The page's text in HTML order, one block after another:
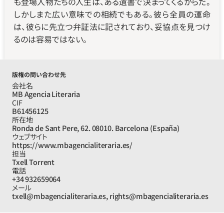
しかしまた広い意味での相続でもある。彼ら全員の運命
は、彼らに先立つ弁証法に記されており、妥協点を見つけ
るのは容易ではない。
版権の問い合わせ先
会社名
MB Agencia Literaria
CIF
B61456125
所在地
Ronda de Sant Pere, 62. 08010. Barcelona (España)
ウェブサイト
https://www.mbagencialiteraria.es/
担当
Txell Torrent
電話
+34 932659064
メール
txell@mbagencialiteraria.es, rights@mbagencialiteraria.es